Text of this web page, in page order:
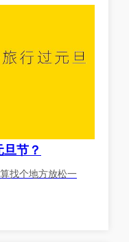
节？
找个地方放松一